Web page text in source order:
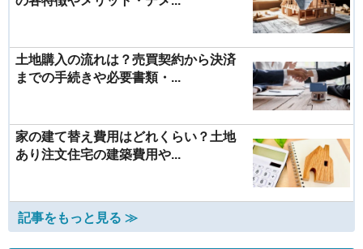
土地購入の流れは？売買契約から決済
までの手続きや必要書類・...
家の建て替え費用はどれくらい？土地
あり注文住宅の建築費用や...
記事をもっと見る ≫